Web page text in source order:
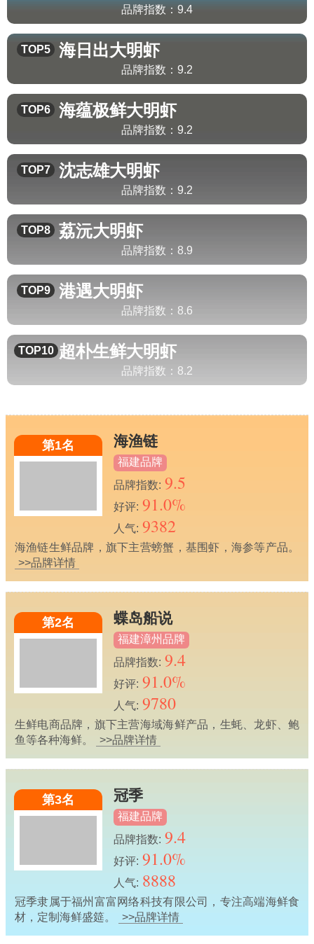
品牌指数： 9.4
TOP5 海日出大明虾
品牌指数： 9.2
TOP6 海蕴极鲜大明虾
品牌指数： 9.2
TOP7 沈志雄大明虾
品牌指数： 9.2
TOP8 荔沅大明虾
品牌指数： 8.9
TOP9 港遇大明虾
品牌指数： 8.6
TOP10 超朴生鲜大明虾
品牌指数： 8.2
第1名 海渔链
福建品牌
品牌指数: 9.5
好评: 91.0%
人气: 9382
海渔链生鲜品牌，旗下主营螃蟹，基围虾，海参等产品。
>>品牌详情
第2名 蝶岛船说
福建漳州品牌
品牌指数: 9.4
好评: 91.0%
人气: 9780
生鲜电商品牌，旗下主营海域海鲜产品，生蚝、龙虾、鲍
鱼等各种海鲜。
>>品牌详情
第3名 冠季
福建品牌
品牌指数: 9.4
好评: 91.0%
人气: 8888
冠季隶属于福州富富网络科技有限公司，专注高端海鲜食
材，定制海鲜盛筵。
>>品牌详情